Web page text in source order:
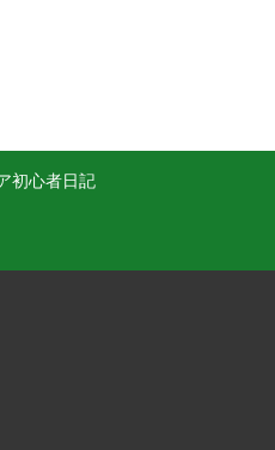
初心者日記